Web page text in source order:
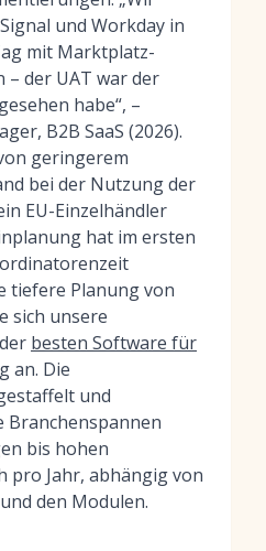
und Workday in
mit Marktplatz-
– der UAT war der
habe“, –
B2B SaaS (2026).
geringerem
bei der Nutzung der
EU-Einzelhändler
hat im ersten
tiefere Planung von
sich unsere
besten Software für
an. Die
und
Branchenspannen
bis hohen
pro Jahr, abhängig von
den Modulen.